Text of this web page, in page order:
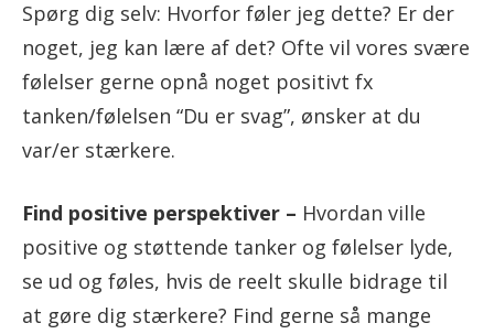
Spørg dig selv: Hvorfor føler jeg dette? Er der
noget, jeg kan lære af det? Ofte vil vores svære
følelser gerne opnå noget positivt fx
tanken/følelsen “Du er svag”, ønsker at du
var/er stærkere.
Find positive perspektiver – Hvordan ville
positive og støttende tanker og følelser lyde,
se ud og føles, hvis de reelt skulle bidrage til
at gøre dig stærkere? Find gerne så mange